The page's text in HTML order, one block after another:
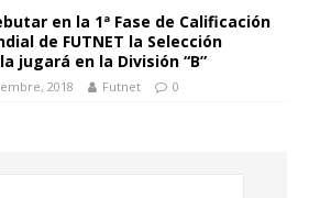
en la 1ª Fase de Calificación
de FUTNET la Selección
jugará en la División “B”
2018 Futnet 0